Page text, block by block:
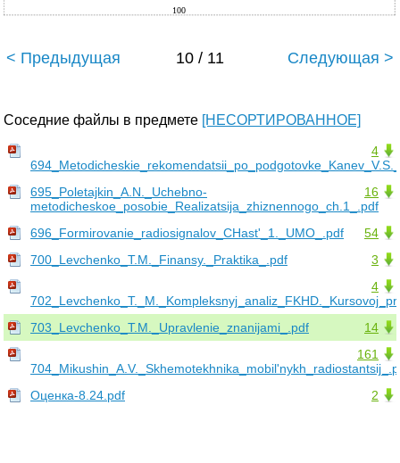
100
< Предыдущая 10 / 11 Следующая >
Соседние файлы в предмете [НЕСОРТИРОВАННОЕ]
4
16
695_Poletajkin_A.N._Uchebno-
metodicheskoe_posobie_Realizatsija_zhiznennogo_ch.1_.pdf
54
696_Formirovanie_radiosignalov_CHast'_1._UMO_.pdf
3
700_Levchenko_T.M._Finansy._Praktika_.pdf
4
14
703_Levchenko_T.M._Upravlenie_znanijami_.pdf
161
2
Оценка-8.24.pdf